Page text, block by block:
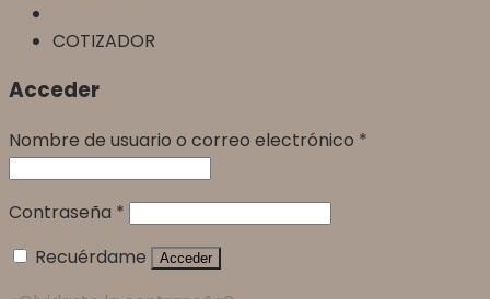
COTIZADOR
Acceder
Nombre de usuario o correo electrónico *
Contraseña *
Recuérdame
Acceder